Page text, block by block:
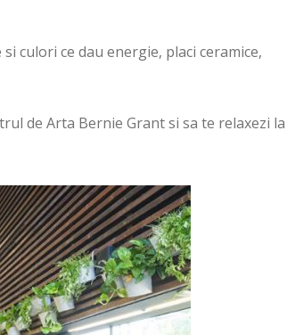
culori ce dau energie, placi ceramice,
de Arta Bernie Grant si sa te relaxezi la